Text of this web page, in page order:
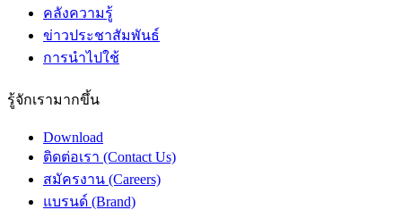
คลังความรู้
ข่าวประชาสัมพันธ์
การนำไปใช้
รู้จักเรามากขึ้น
Download
ติดต่อเรา (Contact Us)
สมัครงาน (Careers)
แบรนด์ (Brand)